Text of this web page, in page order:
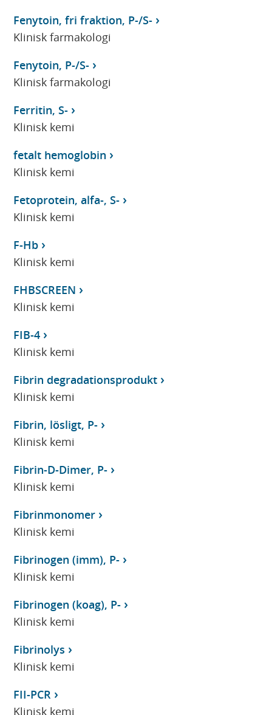
Fenytoin, fri fraktion, P-/S-
Klinisk farmakologi
Fenytoin, P-/S-
Klinisk farmakologi
Ferritin, S-
Klinisk kemi
fetalt hemoglobin
Klinisk kemi
Fetoprotein, alfa-, S-
Klinisk kemi
F-Hb
Klinisk kemi
FHBSCREEN
Klinisk kemi
FIB-4
Klinisk kemi
Fibrin degradationsprodukt
Klinisk kemi
Fibrin, lösligt, P-
Klinisk kemi
Fibrin-D-Dimer, P-
Klinisk kemi
Fibrinmonomer
Klinisk kemi
Fibrinogen (imm), P-
Klinisk kemi
Fibrinogen (koag), P-
Klinisk kemi
Fibrinolys
Klinisk kemi
FII-PCR
Klinisk kemi